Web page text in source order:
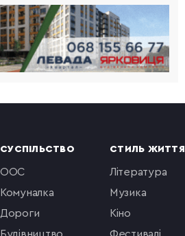
СУСПІЛЬСТВО
ООС
комуналка
Дороги
будівництво
СТИЛЬ ЖИТТЯ
література
музика
кіно
фестивалі